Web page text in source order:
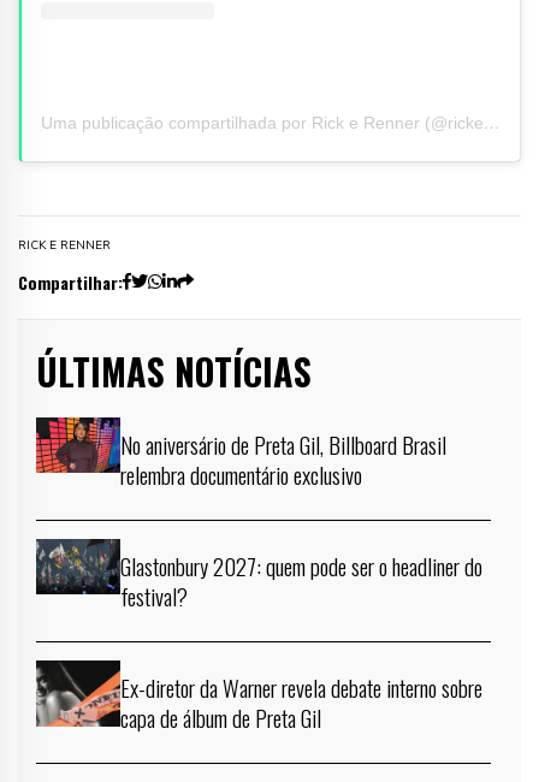
Uma publicação compartilhada por Rick e Renner (@rickerenner)
RICK E RENNER
Compartilhar:
ÚLTIMAS NOTÍCIAS
No aniversário de Preta Gil, Billboard Brasil
relembra documentário exclusivo
Glastonbury 2027: quem pode ser o headliner do
festival?
Ex-diretor da Warner revela debate interno sobre
capa de álbum de Preta Gil